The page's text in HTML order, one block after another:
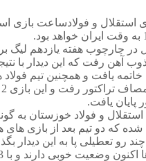
استقلال و فولادساعت بازی
در چارچوب هفته یازدهم لیگ
آهن رفت که این دیدار با
تساوی 1-1 خاتمه یافت و همچنین تیم
پایان یافت.
و فولاد خوزستان به
که دو تیم بعد از بازی های
چند رو تعطیلی پا به این دیدار